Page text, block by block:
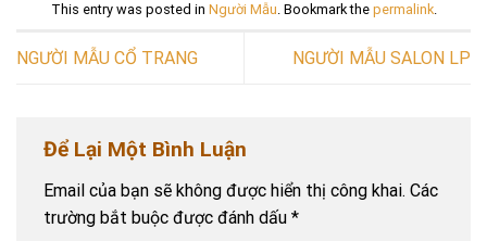
This entry was posted in Người Mẫu. Bookmark the permalink.
NGƯỜI MẪU CỔ TRANG NGƯỜI MẪU SALON LP
Để Lại Một Bình Luận
Email của bạn sẽ không được hiển thị công khai. Các
trường bắt buộc được đánh dấu *